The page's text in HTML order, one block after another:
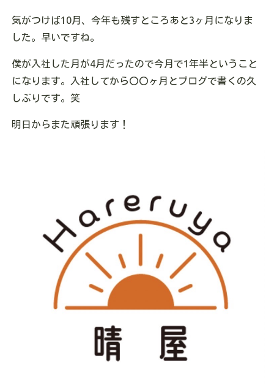
気がつけば10月、今年も残すところあと3ヶ月になりま
した。早いですね。
僕が入社した月が4月だったので今月で1年半ということ
になります。入社してから〇〇ヶ月とブログで書くの久
しぶりです。笑
明日からまた頑張ります！